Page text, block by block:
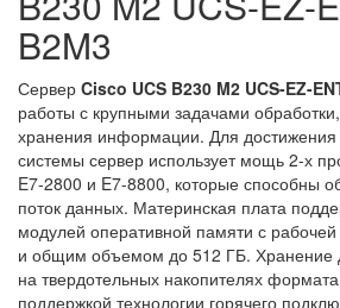
B2M3
Сервер Cisco UCS B230 M2 UCS-EZ-
работы с крупными задачами
хранения информации. Для достижения
системы сервер использует мощь 2-х
E7-2800 и E7-8800, которые способны
поток данных. Материнская плата
модулей оперативной памяти с
и общим объемом до 512 ГБ. Хранение
на твердотельных накопителях
поддержкой технологии горячего